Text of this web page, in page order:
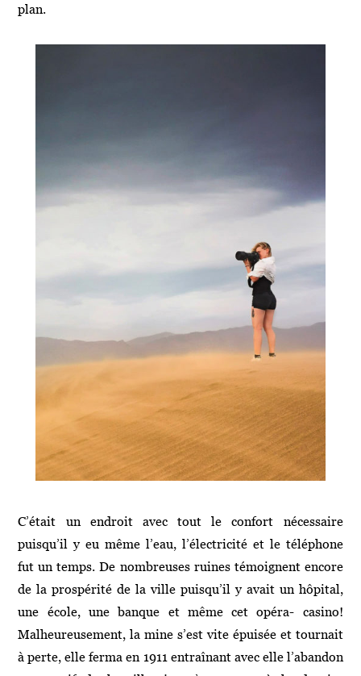
plan.
C’était un endroit avec tout le confort nécessaire
puisqu’il y eu même l’eau, l’électricité et le téléphone
fut un temps. De nombreuses ruines témoignent encore
de la prospérité de la ville puisqu’il y avait un hôpital,
une école, une banque et même cet opéra- casino!
Malheureusement, la mine s’est vite épuisée et tournait
à perte, elle ferma en 1911 entraînant avec elle l’abandon